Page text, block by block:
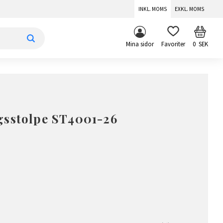
INKL. MOMS EXKL. MOMS
Mina sidor FAVORITER 0SEK
ST4001-26